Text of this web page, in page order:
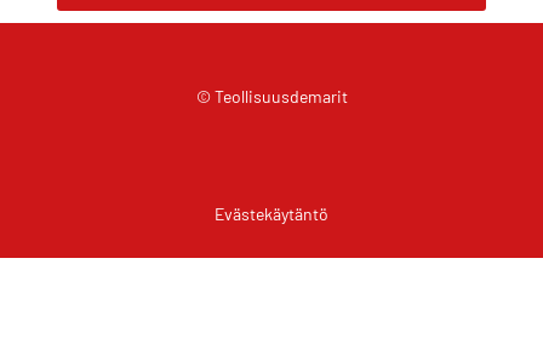
© Teollisuusdemarit
Evästekäytäntö